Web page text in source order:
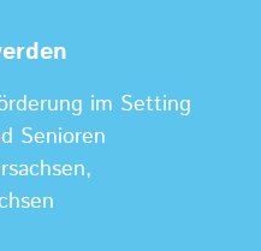
im Setting
Senioren